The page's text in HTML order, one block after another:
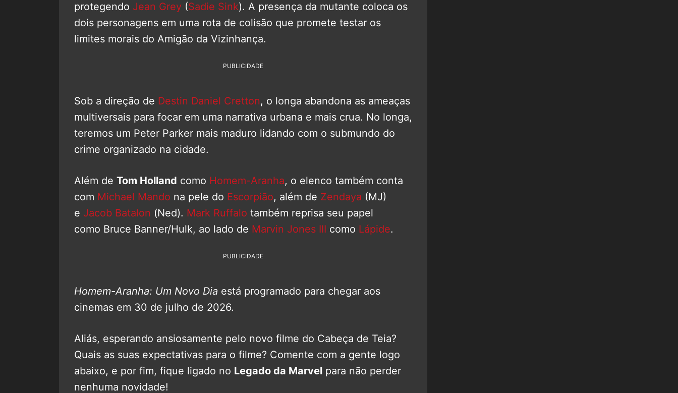
protegendo Jean Grey (Sadie Sink). A presença da mutante coloca os
dois personagens em uma rota de colisão que promete testar os
limites morais do Amigão da Vizinhança.
PUBLICIDADE
Sob a direção de Destin Daniel Cretton, o longa abandona as ameaças
multiversais para focar em uma narrativa urbana e mais crua. No longa,
teremos um Peter Parker mais maduro lidando com o submundo do
crime organizado na cidade.
Além de Tom Holland como Homem-Aranha, o elenco também conta
com Michael Mando na pele do Escorpião, além de Zendaya (MJ)
e Jacob Batalon (Ned). Mark Ruffalo também reprisa seu papel
como Bruce Banner/Hulk, ao lado de Marvin Jones III como Lápide.
PUBLICIDADE
Homem-Aranha: Um Novo Dia está programado para chegar aos
cinemas em 30 de julho de 2026.
Aliás, esperando ansiosamente pelo novo filme do Cabeça de Teia?
Quais as suas expectativas para o filme? Comente com a gente logo
abaixo, e por fim, fique ligado no Legado da Marvel para não perder
nenhuma novidade!